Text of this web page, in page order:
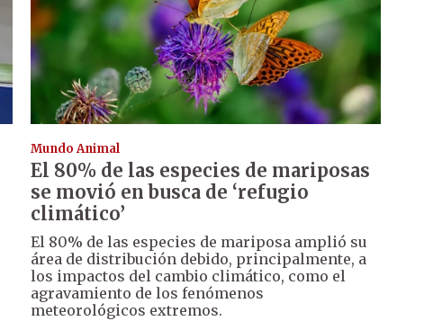
Mundo Animal
El 80% de las especies de mariposas
se movió en busca de ‘refugio
climático’
El 80% de las especies de mariposa amplió su
área de distribución debido, principalmente, a
los impactos del cambio climático, como el
agravamiento de los fenómenos
meteorológicos extremos.